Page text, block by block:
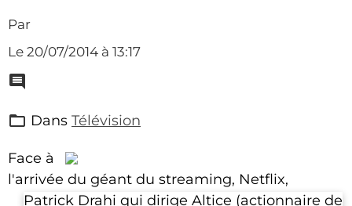
Par
Le 20/07/2014 à 13:17
Dans Télévision
Face à
l'arrivée du géant du streaming, Netflix,
Patrick Drahi qui dirige Altice (actionnaire de